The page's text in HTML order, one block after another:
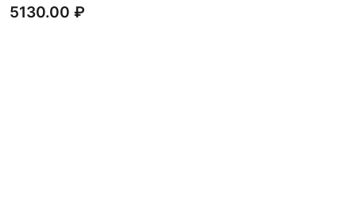
5130.00 ₽